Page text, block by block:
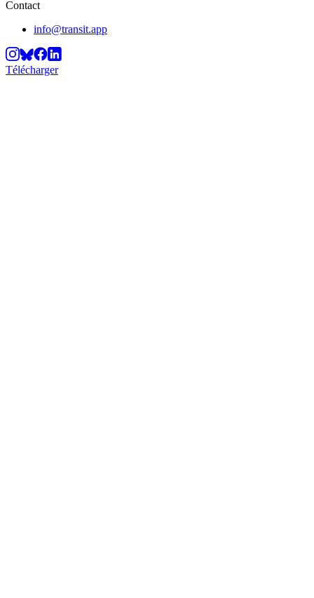
Contact
info@transit.app
Télécharger